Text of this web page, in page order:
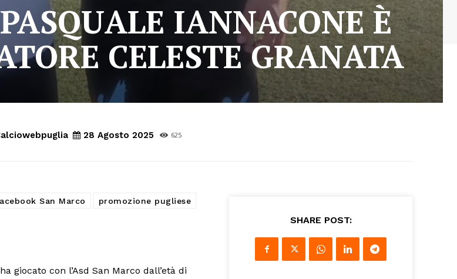
IANNACONE È
CELESTE GRANATA
28 Agosto 2025 625
San Marco
promozione pugliese
giocato con l’Asd San Marco dall’età di
SHARE POST: